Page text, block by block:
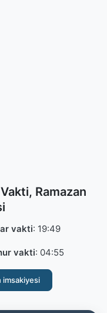
Ramazan
vakti: 19:49
vakti: 04:55
imsakiyesi